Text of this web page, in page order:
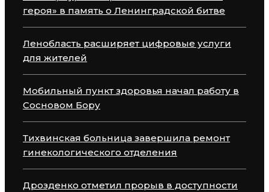
героя» в память о Ленинградской битве
Ленобласть расширяет цифровые услуги
для жителей
Мобильный пункт здоровья начал работу в
Сосновом Бору
Тихвинская больница завершила ремонт
гинекологического отделения
Дрозденко отметил прорыв в доступности